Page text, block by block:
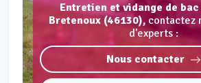
Entretien et vidange de
Bretenoux (46130), contactez
d'experts :
Nous contacter